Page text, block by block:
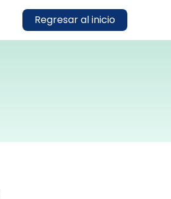
Regresar al inicio